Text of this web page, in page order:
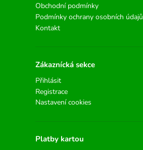
Obchodní podmínky
Podmínky ochrany osobních údajů
Kontakt
Zákaznícká sekce
Přihlásit
Registrace
Nastavení cookies
Platby kartou